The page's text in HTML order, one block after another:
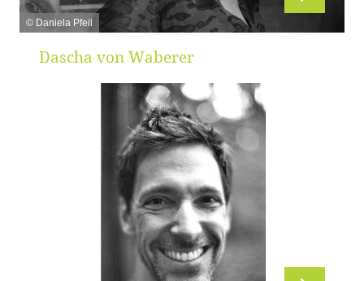
© Daniela Pfeil
Dascha von Waberer